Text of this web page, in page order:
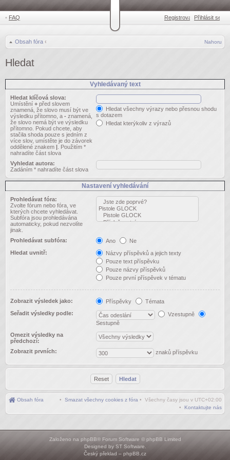
• FAQ Registrovat •Přihlásit se
Obsah fóra ‹ Nahoru
Hledat
Vyhledávaný text
Hledat klíčová slova:
Umístění + před slovem
znamená, že slovo musí být ve
výsledku přítomno, a - znamená,
že slovo nemá být ve výsledku
přítomno. Pokud chcete, aby
stačila shoda pouze s jedním z
více slov, umístěte je do závorek
oddělené znakem | . Použitím *
nahradíte část slova
Hledat všechny výrazy nebo přesnou shodu
s dotazem
Hledat kterýkoliv z výrazů
Vyhledat autora:
Zadáním * nahradíte část slova
Nastavení vyhledávání
Prohledávat fóra:
Zvolte fórum nebo fóra, ve
kterých chcete vyhledávat.
Subfóra jsou prohledávána
automaticky, pokud nezvolíte
jinak.
Prohledávat subfóra:
Ano
Ne
Hledat uvnitř:
Názvy příspěvků a jejich texty
Pouze text příspěvku
Pouze názvy příspěvků
Pouze první příspěvek v tématu
Zobrazit výsledek jako: Příspěvky
Témata
Seřadit výsledky podle:
Vzestupně
Sestupně
Omezit výsledky na
předchozí:
Zobrazit prvních:
znaků příspěvku
Obsah fóra • Všechny časy jsou v UTC+02:00
• Smazat všechny cookies z fóra
• Kontaktujte nás
Založeno na phpBB® Forum Software © phpBB Limited
Designed by ST Software
Český překlad – phpBB.cz